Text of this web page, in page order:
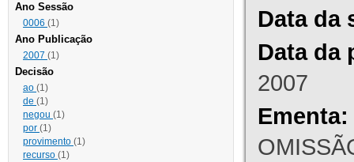
Ano Sessão
0006 (1)
Ano Publicação
2007 (1)
Decisão
ao (1)
de (1)
negou (1)
por (1)
provimento (1)
recurso (1)
Data da
Data da
2007
Ementa: